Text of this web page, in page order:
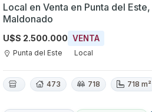
Local en Venta en Punta del Este,
Maldonado
U$S 2.500.000 VENTA
Punta del Este Local
473 718 718 m²